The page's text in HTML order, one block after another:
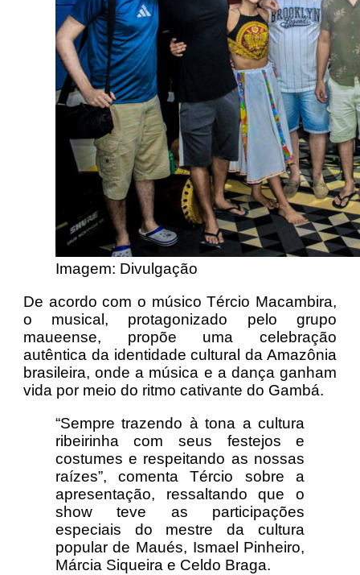
Imagem: Divulgação
De acordo com o músico Tércio Macambira,
o musical, protagonizado pelo grupo
maueense, propõe uma celebração
autêntica da identidade cultural da Amazônia
brasileira, onde a música e a dança ganham
vida por meio do ritmo cativante do Gambá.
“Sempre trazendo à tona a cultura
ribeirinha com seus festejos e
costumes e respeitando as nossas
raízes”, comenta Tércio sobre a
apresentação, ressaltando que o
show teve as participações
especiais do mestre da cultura
popular de Maués, Ismael Pinheiro,
Márcia Siqueira e Celdo Braga.